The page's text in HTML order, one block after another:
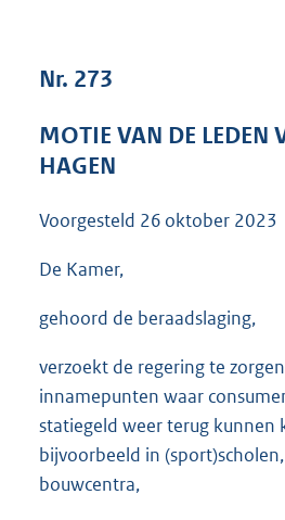
Nr. 273
MOTIE VAN DE LEDEN
HAGEN
Voorgesteld 26 oktober 2023
De Kamer,
gehoord de beraadslaging,
verzoekt de regering te
innamepunten waar
statiegeld weer terug kunnen
bijvoorbeeld in
bouwcentra,